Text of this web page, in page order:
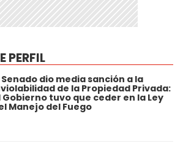
PERFIL
Senado dio media sanción a la
de la Propiedad Privada:
Gobierno tuvo que ceder en la Ley
Manejo del Fuego